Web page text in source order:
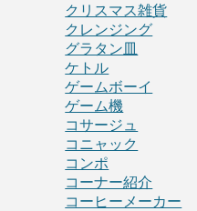
クリスマス雑貨
クレンジング
グラタン皿
ケトル
ゲームボーイ
ゲーム機
コサージュ
コニャック
コンポ
コーナー紹介
コーヒーメーカー